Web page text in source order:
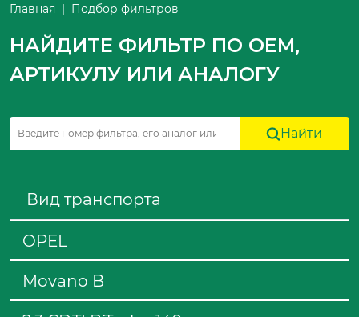
Главная Подбор фильтров
НАЙДИТЕ ФИЛЬТР ПО OEM,
АРТИКУЛУ ИЛИ АНАЛОГУ
Найти